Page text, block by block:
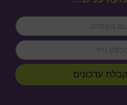
עדכונים